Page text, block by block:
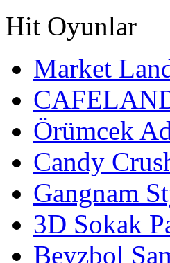
Hit Oyunlar
Market
Örümcek
Candy
Gangnam
3D Sokak
Beyzbol